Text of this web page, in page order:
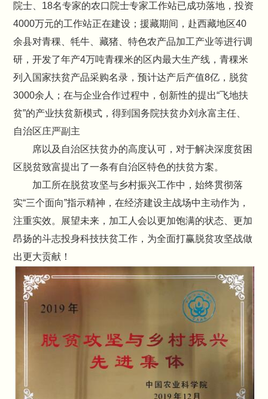
院士、18名专家的农口院士专家工作站已成功落地，投资
4000万元的工作站正在建设；援藏期间，赴西藏地区40
余县对青稞、牦牛、藏猪、特色农产品加工产业等进行调
研，开发了年产4万吨青稞米的区内最大生产线，青稞米
列入国家扶贫产品采购名录，预计达产后产值8亿，脱贫
3000余人；在与企业合作过程中，创新性的提出“飞地扶
贫”的产业扶贫新模式，得到国务院扶贫办刘永富主任、
自治区庄严副主
席以及自治区扶贫办的高度认可，对于解决深度贫困
区脱贫致富提出了一条有自治区特色的扶贫方案。
加工所在脱贫攻坚与乡村振兴工作中，始终贯彻落
实“三个面向”指示精神，在经济建设主战场中主动作为，
注重实效。展望未来，加工人会以更加饱满的状态、更加
昂扬的斗志投身科技扶贫工作，为全面打赢脱贫攻坚战做
出更大贡献！